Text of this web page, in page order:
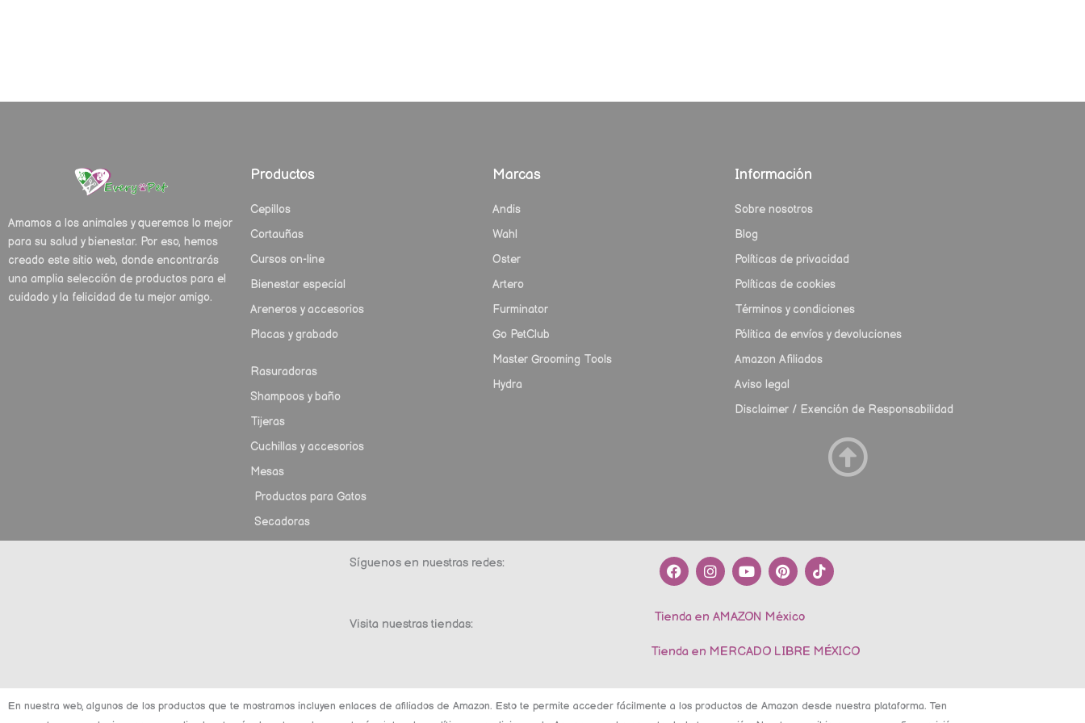
Amamos a los animales y queremos lo mejor
para su salud y bienestar. Por eso, hemos
creado este sitio web, donde encontrarás
una amplia selección de productos para el
cuidado y la felicidad de tu mejor amigo.
Productos
Cepillos
Cortauñas
Cursos on-line
Bienestar especial
Areneros y accesorios
Placas y grabado
Rasuradoras
Shampoos y baño
Tijeras
Cuchillas y accesorios
Mesas
Productos para Gatos
Secadoras
Marcas
Andis
Wahl
Oster
Artero
Furminator
Go PetClub
Master Grooming Tools
Hydra
Información
Sobre nosotros
Blog
Políticas de privacidad
Políticas de cookies
Términos y condiciones
Pólitica de envíos y devoluciones
Amazon Afiliados
Aviso legal
Disclaimer / Exención de Responsabilidad
Síguenos en nuestras redes:
F
a
b
o
I
n
a
r
Y
o
u
e
P
i
e
e
T
i
Visita nuestras tiendas: Tienda en AMAZON México
Tienda en MERCADO LIBRE MÉXICO
En nuestra web, algunos de los productos que te mostramos incluyen enlaces de afiliados de Amazon. Esto te permite acceder fácilmente a los productos de Amazon desde nuestra plataforma. Ten